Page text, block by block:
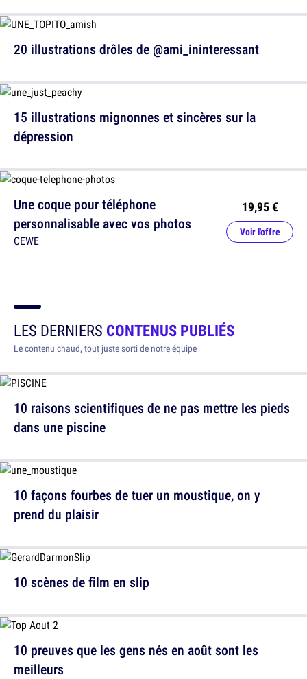
20 illustrations drôles de @ami_ininteressant
Une coque pour téléphone
personnalisable avec vos photos
CEWE
19,95 €
Voir l'offre
15 illustrations mignonnes et sincères sur la
dépression
LES DERNIERS CONTENUS PUBLIÉS
Le contenu chaud, tout juste sorti de notre équipe
10 raisons scientifiques de ne pas mettre les pieds
dans une piscine
10 scènes de film en slip
10 façons fourbes de tuer un moustique, on y
prend du plaisir
10 preuves que les gens nés en août sont les
meilleurs